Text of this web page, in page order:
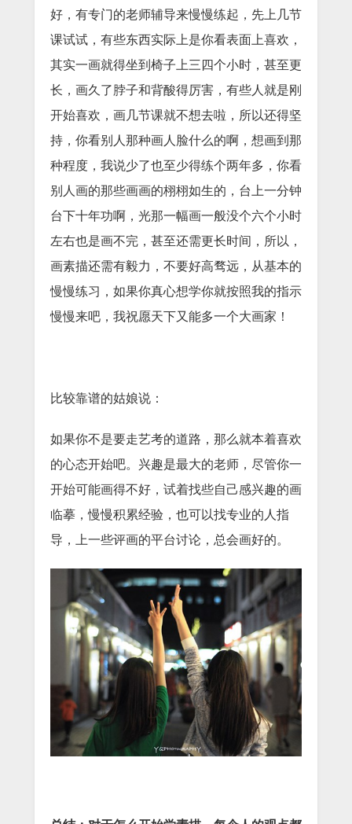
好，有专门的老师辅导来慢慢练起，先上几节
课试试，有些东西实际上是你看表面上喜欢，
其实一画就得坐到椅子上三四个小时，甚至更
长，画久了脖子和背酸得厉害，有些人就是刚
开始喜欢，画几节课就不想去啦，所以还得坚
持，你看别人那种画人脸什么的啊，想画到那
种程度，我说少了也至少得练个两年多，你看
别人画的那些画画的栩栩如生的，台上一分钟
台下十年功啊，光那一幅画一般没个六个小时
左右也是画不完，甚至还需更长时间，所以，
画素描还需有毅力，不要好高骛远，从基本的
慢慢练习，如果你真心想学你就按照我的指示
慢慢来吧，我祝愿天下又能多一个大画家！
比较靠谱的姑娘说：
如果你不是要走艺考的道路，那么就本着喜欢
的心态开始吧。兴趣是最大的老师，尽管你一
开始可能画得不好，试着找些自己感兴趣的画
临摹，慢慢积累经验，也可以找专业的人指
导，上一些评画的平台讨论，总会画好的。